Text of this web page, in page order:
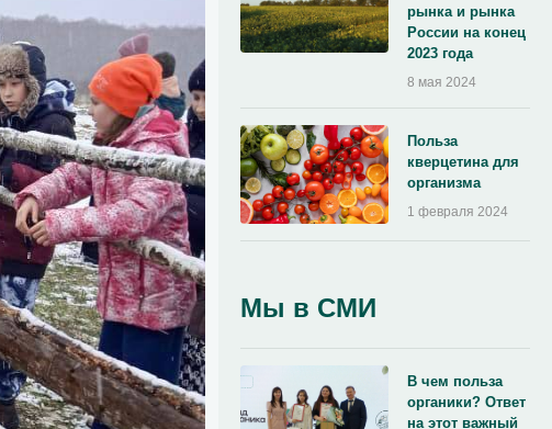
рынка и рынка
России на конец
2023 года
8 мая 2024
Польза
кверцетина для
организма
1 февраля 2024
Мы в СМИ
В чем польза
органики? Ответ
на этот важный